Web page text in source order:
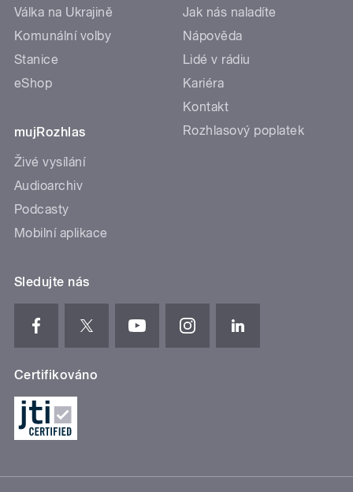
Válka na Ukrajině
Komunální volby
Stanice
eShop
mujRozhlas
Živé vysílání
Audioarchiv
Podcasty
Mobilní aplikace
Jak nás naladíte
Nápověda
Lidé v rádiu
Kariéra
Kontakt
Rozhlasový poplatek
Sledujte nás
Certifikováno